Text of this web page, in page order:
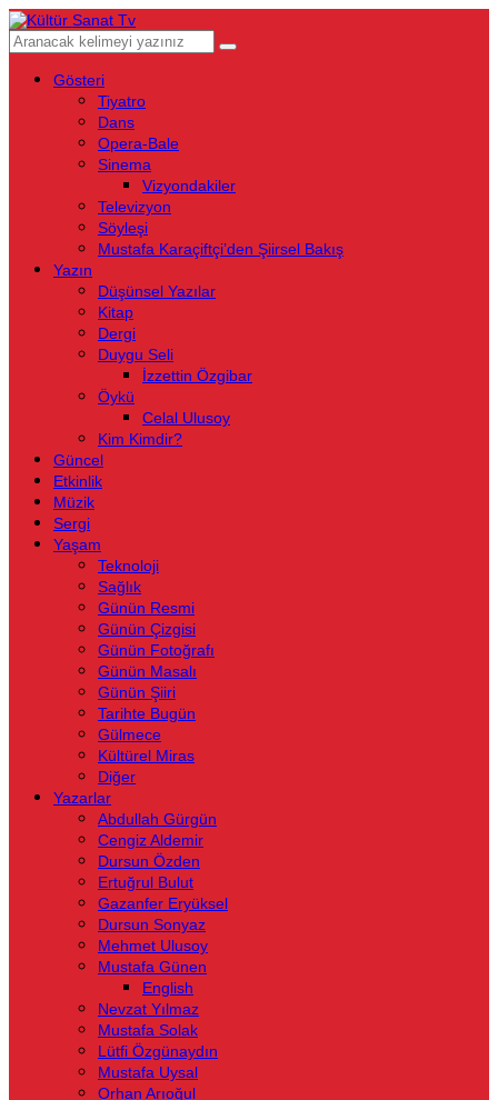
Gösteri
Tiyatro
Dans
Opera-Bale
Sinema
Vizyondakiler
Televizyon
Söyleşi
Mustafa Karaçiftçi’den Şiirsel Bakış
Yazın
Düşünsel Yazılar
Kitap
Dergi
Duygu Seli
İzzettin Özgibar
Öykü
Celal Ulusoy
Kim Kimdir?
Güncel
Etkinlik
Müzik
Sergi
Yaşam
Teknoloji
Sağlık
Günün Resmi
Günün Çizgisi
Günün Fotoğrafı
Günün Masalı
Günün Şiiri
Tarihte Bugün
Gülmece
Kültürel Miras
Diğer
Yazarlar
Abdullah Gürgün
Cengiz Aldemir
Dursun Özden
Ertuğrul Bulut
Gazanfer Eryüksel
Dursun Sonyaz
Mehmet Ulusoy
Mustafa Günen
English
Nevzat Yılmaz
Mustafa Solak
Lütfi Özgünaydın
Mustafa Uysal
Orhan Arıoğul